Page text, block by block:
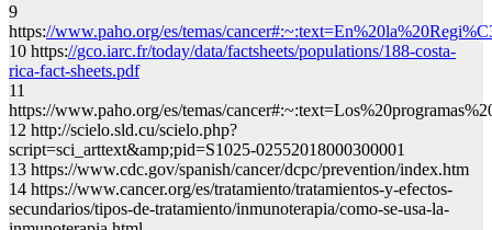
9
https://www.paho.org/es/temas/
10 https://gco.iarc.fr/today/data/factsheets/populations/188-costa-
rica-fact-sheets.pdf
11
https://www.paho.org/es/temas/
12 http://scielo.sld.cu/scielo.php?
script=sci_arttext&amp;pid=S1025-02552018000300001
13 https://www.cdc.gov/spanish/cancer/dcpc/prevention/index.htm
14 https://www.cancer.org/es/tratamiento/tratamientos-y-efectos-
secundarios/tipos-de-tratamiento/inmunoterapia/como-se-usa-la-